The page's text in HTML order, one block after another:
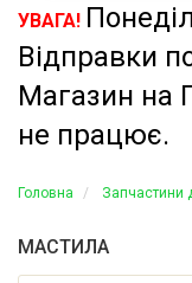
УВАГА!
Відправки
Магазин на
не працює.
Головна Запчастини
МАСТИЛА